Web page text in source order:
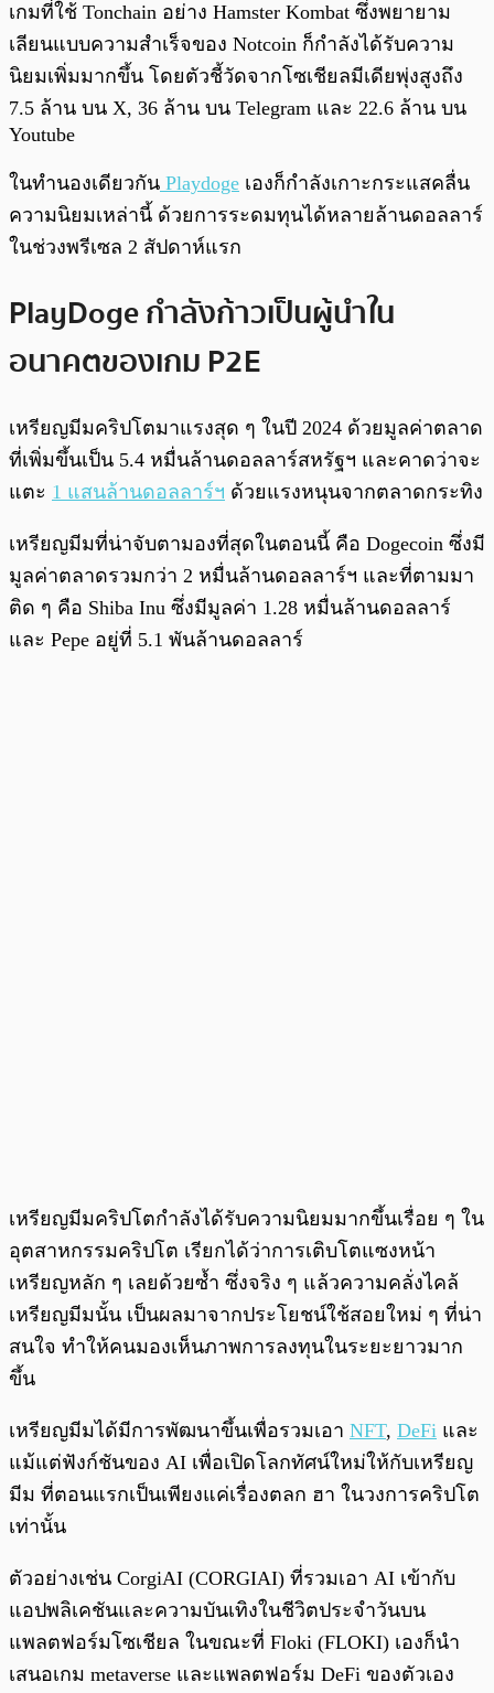
เกมที่ใช้ Tonchain อย่าง Hamster Kombat ซึ่งพยายาม
เลียนแบบความสำเร็จของ Notcoin ก็กำลังได้รับความ
นิยมเพิ่มมากขึ้น โดยตัวชี้วัดจากโซเชียลมีเดียพุ่งสูงถึง
7.5 ล้าน บน X, 36 ล้าน บน Telegram และ 22.6 ล้าน บน
Youtube
ในทำนองเดียวกัน Playdoge เองก็กำลังเกาะกระแสคลื่น
ความนิยมเหล่านี้ ด้วยการระดมทุนได้หลายล้านดอลลาร์
ในช่วงพรีเซล 2 สัปดาห์แรก
PlayDoge กำลังก้าวเป็นผู้นำใน
อนาคตของเกม P2E
เหรียญมีมคริปโตมาแรงสุด ๆ ในปี 2024 ด้วยมูลค่าตลาด
ที่เพิ่มขึ้นเป็น 5.4 หมื่นล้านดอลลาร์สหรัฐฯ และคาดว่าจะ
แตะ 1 แสนล้านดอลลาร์ฯ ด้วยแรงหนุนจากตลาดกระทิง
เหรียญมีมที่น่าจับตามองที่สุดในตอนนี้ คือ Dogecoin ซึ่งมี
มูลค่าตลาดรวมกว่า 2 หมื่นล้านดอลลาร์ฯ และที่ตามมา
ติด ๆ คือ Shiba Inu ซึ่งมีมูลค่า 1.28 หมื่นล้านดอลลาร์
และ Pepe อยู่ที่ 5.1 พันล้านดอลลาร์
เหรียญมีมคริปโตกำลังได้รับความนิยมมากขึ้นเรื่อย ๆ ใน
อุตสาหกรรมคริปโต เรียกได้ว่าการเติบโตแซงหน้า
เหรียญหลัก ๆ เลยด้วยซ้ำ ซึ่งจริง ๆ แล้วความคลั่งไคล้
เหรียญมีมนั้น เป็นผลมาจากประโยชน์ใช้สอยใหม่ ๆ ที่น่า
สนใจ ทำให้คนมองเห็นภาพการลงทุนในระยะยาวมาก
ขึ้น
เหรียญมีมได้มีการพัฒนาขึ้นเพื่อรวมเอา NFT, DeFi และ
แม้แต่ฟังก์ชันของ AI เพื่อเปิดโลกทัศน์ใหม่ให้กับเหรียญ
มีม ที่ตอนแรกเป็นเพียงแค่เรื่องตลก ฮา ในวงการคริปโต
เท่านั้น
ตัวอย่างเช่น CorgiAI (CORGIAI) ที่รวมเอา AI เข้ากับ
แอปพลิเคชันและความบันเทิงในชีวิตประจำวันบน
แพลตฟอร์มโซเชียล ในขณะที่ Floki (FLOKI) เองก็นำ
เสนอเกม metaverse และแพลตฟอร์ม DeFi ของตัวเอง